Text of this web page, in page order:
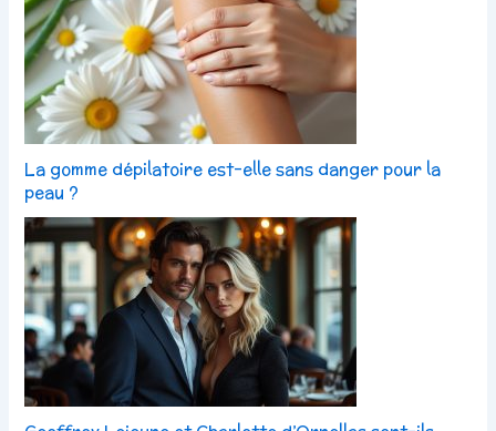
La gomme dépilatoire est-elle sans danger pour la
peau ?